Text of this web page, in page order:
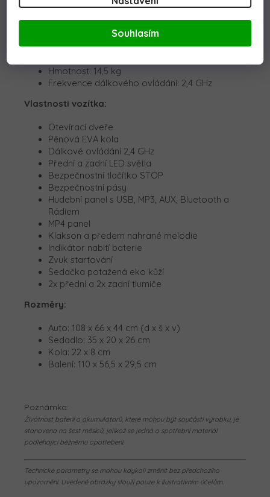
Souhlasím
Baterie: 12V 7Ah
Výkon: 90W
Hmotnost: 14,5 kg
Frekvence dálkového ovládání: 2,4 GHz
Vlastnosti vozítka:
Otevírací dveře
Pěnová EVA kola
Dálkové ovládání 2,4 GHz
Přední a zadní LED světla
Bezpečnostní tlačítko STOP
Bezpečnostní pásy
Hudební panel s USB, MP3, AUX, Bluetooth a
Rádiem
MP4 panel
Klakson a předem nahrané melodie
Indikátor nabití baterie
Zvuk startování
Sedačka potažená eko kůží
2x přední a 2x zadní tlumiče
Rozměry:
Auto: 108 x 66 x 44 cm (d x š x v)
Sedadlo: 35 x 20 x 26 cm
Kola: 22 x 8 cm
Balení: 110 x 56,5 x 29,5 cm
Poznámka:
Životnost baterií a akumulátorů, které mohou být součástí výrobku, je
stanovena na šest měsíců, jelikož se jedná o spotřební materiál
podléhající běžnému opotřebení.
Technické parametry se mohou kdykoli změnit bez předchozího
upozornění. Uvedené obrázky slouží pouze k ilustrativním účelům.